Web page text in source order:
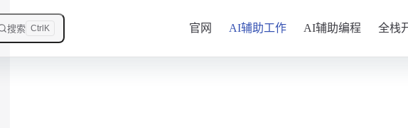
搜索 Ctrl K
官网
AI辅助工作 AI辅助编程 全栈